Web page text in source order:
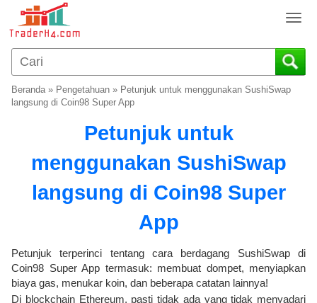
T
g
g
n
Beranda» Pengetahuan » Petunjuk untuk menggunakan SushiSwap
langsung di Coin98 Super App
Petunjuk untuk
menggunakan SushiSwap
langsung di Coin98 Super
App
Petunjuk terperinci tentang cara berdagang SushiSwap di
Coin98 Super App termasuk: membuat dompet, menyiapkan
biaya gas, menukar koin, dan beberapa catatan lainnya!
Di blockchain Ethereum, pasti tidak ada yang tidak menyadari